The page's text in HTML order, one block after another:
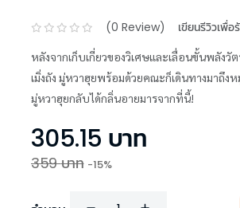
(0 Review) เขียนรีวิวเพื่อ
หลังจากเก็บเกี่ยวของวิเศษและเลื่อนขั้นพลังวั
เมิ่งถัง มู่หวาฮุยพร้อมด้วยคณะก็เดินทางมาถึง
มู่หวาฮุยกลับได้กลิ่นอายมารจากที่นี้!
305.15 บาท
359บาท -15%